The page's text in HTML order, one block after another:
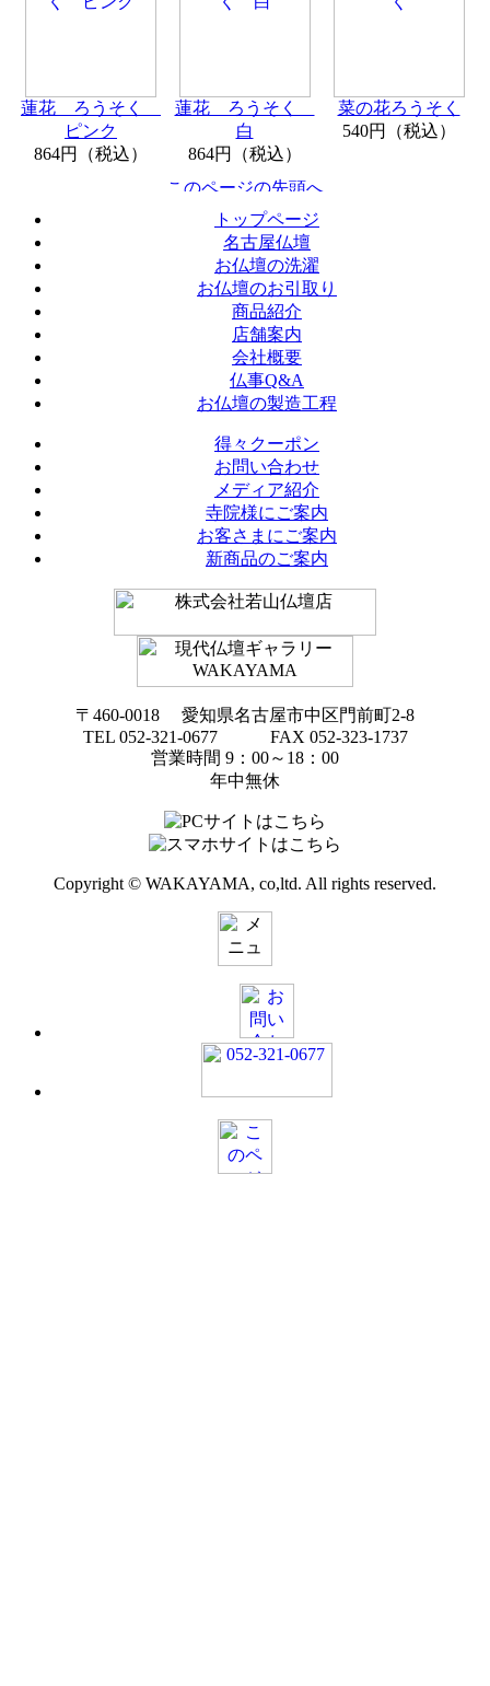
蓮花 ろうそく
ピンク
864円（税込）
蓮花 ろうそく
白
864円（税込）
菜の花ろうそく
540円（税込）
トップページ
名古屋仏壇
お仏壇の洗濯
お仏壇のお引取り
商品紹介
店舗案内
会社概要
仏事Q&A
お仏壇の製造工程
得々クーポン
お問い合わせ
メディア紹介
寺院様にご案内
お客さまにご案内
新商品のご案内
〒460-0018 愛知県名古屋市中区門前町2-8
TEL 052-321-0677 FAX 052-323-1737
営業時間 9：00～18：00
年中無休
Copyright © WAKAYAMA, co,ltd. All rights reserved.